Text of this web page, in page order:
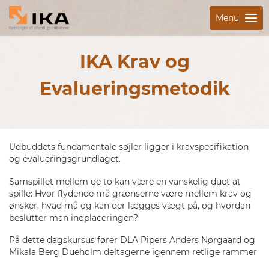
Menu
IKA Krav og
Evalueringsmetodik
Udbuddets fundamentale søjler ligger i kravspecifikation
og evalueringsgrundlaget.
Samspillet mellem de to kan være en vanskelig duet at
spille: Hvor flydende må grænserne være mellem krav og
ønsker, hvad må og kan der lægges vægt på, og hvordan
beslutter man indplaceringen?
På dette dagskursus fører DLA Pipers Anders Nørgaard og
Mikala Berg Dueholm deltagerne igennem retlige rammer